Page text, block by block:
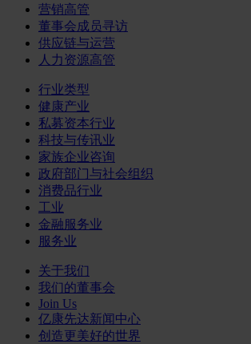
营销高管
董事会成员寻访
供应链与运营
人力资源高管
行业类型
健康产业
私募资本行业
科技与传讯业
家族企业咨询
政府部门与社会组织
消费品行业
工业
金融服务业
服务业
关于我们
我们的董事会
Join Us
亿康先达新闻中心
创造更美好的世界